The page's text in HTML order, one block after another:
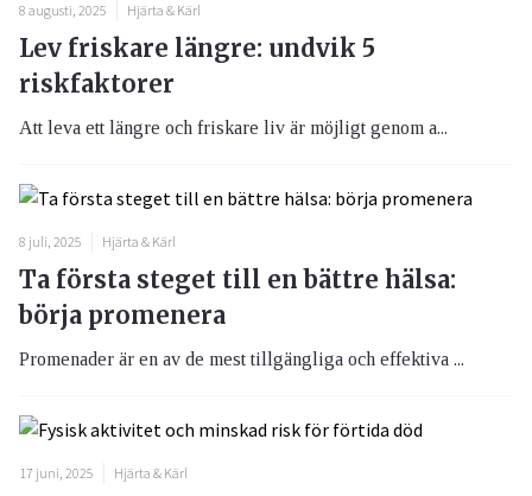
8 augusti, 2025 Hjärta & Kärl
Lev friskare längre: undvik 5
riskfaktorer
Att leva ett längre och friskare liv är möjligt genom a...
8 juli, 2025 Hjärta & Kärl
Ta första steget till en bättre hälsa:
börja promenera
Promenader är en av de mest tillgängliga och effektiva ...
17 juni, 2025 Hjärta & Kärl